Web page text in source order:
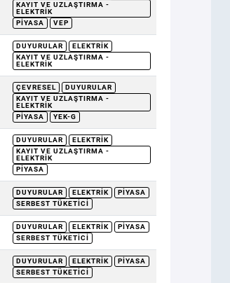
KAYIT VE UZLAŞTIRMA -
ELEKTRIK
PIYASA
VEP
DUYURULAR
ELEKTRIK
KAYIT VE UZLAŞTIRMA -
ELEKTRIK
ÇEVRESEL
DUYURULAR
KAYIT VE UZLAŞTIRMA -
ELEKTRIK
PIYASA
YEK-G
DUYURULAR
ELEKTRIK
KAYIT VE UZLAŞTIRMA -
ELEKTRIK
PIYASA
DUYURULAR ELEKTRIK
PIYASA
SERBEST TÜKETICI
DUYURULAR ELEKTRIK
PIYASA
SERBEST TÜKETICI
DUYURULAR ELEKTRIK
PIYASA
SERBEST TÜKETICI